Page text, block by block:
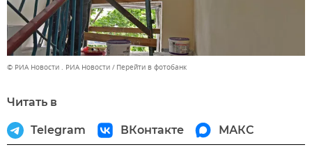
© РИА Новости . РИА Новости Перейти в фотобанк
Читать в
Telegram ВКонтакте МАКС